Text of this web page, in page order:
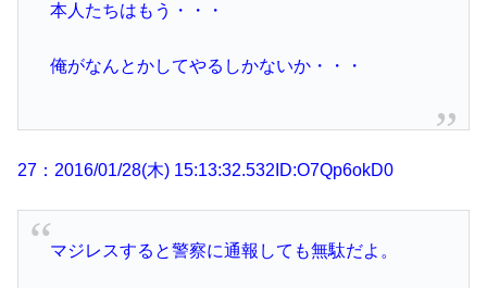
本人たちはもう・・・
俺がなんとかしてやるしかないか・・・
27：2016/01/28(木) 15:13:32.532ID:O7Qp6okD0
マジレスすると警察に通報しても無駄だよ。